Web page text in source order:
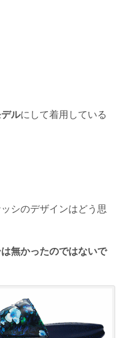
ルにして着用している
シのデザインはどう思
無かったのではないで